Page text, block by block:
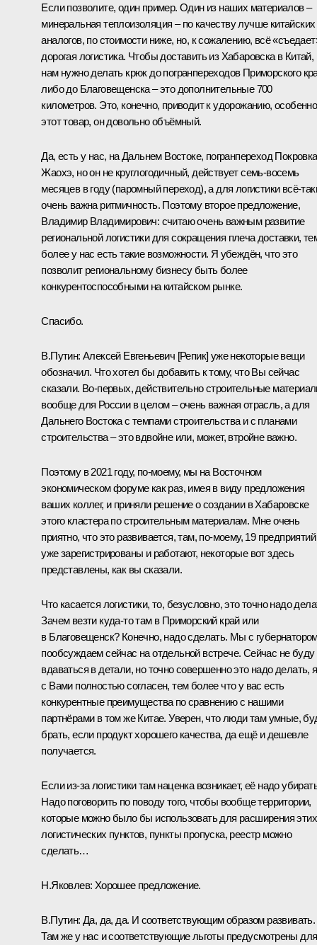
Если позволите, один пример. Один из наших материалов –
минеральная теплоизоляция – по качеству лучше китайских
аналогов, по стоимости ниже, но, к сожалению, всё
дорогая логистика. Чтобы доставить из Хабаровска в Китай,
нам нужно делать крюк до погранпереходов Приморского
либо до Благовещенска – это дополнительные 700
километров. Это, конечно, приводит к удорожанию, особенно
этот товар, он довольно объёмный.
Да, есть у нас, на Дальнем Востоке, погранпереход
Жаохэ, но он не круглогодичный, действует семь-восемь
месяцев в году (паромный переход), а для логистики всё-
очень важна ритмичность. Поэтому второе предложение,
Владимир Владимирович: считаю очень важным развитие
региональной логистики для сокращения плеча доставки,
более у нас есть такие возможности. Я убеждён, что это
позволит региональному бизнесу быть более
конкурентоспособными на китайском рынке.
Спасибо.
В.Путин: Алексей Евгеньевич [Репик] уже некоторые вещи
обозначил. Что хотел бы добавить к тому, что Вы сейчас
сказали. Во-первых, действительно строительные
вообще для России в целом – очень важная отрасль, а для
Дальнего Востока с темпами строительства и с планами
строительства – это вдвойне или, может, втройне важно.
Поэтому в 2021 году, по-моему, мы на Восточном
экономическом форуме как раз, имея в виду предложения
ваших коллег, и приняли решение о создании в Хабаровске
этого кластера по строительным материалам. Мне очень
приятно, что это развивается, там, по-моему, 19 предприятий
уже зарегистрированы и работают, некоторые вот здесь
представлены, как вы сказали.
Что касается логистики, то, безусловно, это точно надо
Зачем везти куда-то там в Приморский край или
в Благовещенск? Конечно, надо сделать. Мы с
пообсуждаем сейчас на отдельной встрече. Сейчас не буду
вдаваться в детали, но точно совершенно это надо делать, я
с Вами полностью согласен, тем более что у вас есть
конкурентные преимущества по сравнению с нашими
партнёрами в том же Китае. Уверен, что люди там умные,
брать, если продукт хорошего качества, да ещё и дешевле
получается.
Если из-за логистики там наценка возникает, её надо
Надо поговорить по поводу того, чтобы вообще территории,
которые можно было бы использовать для расширения этих
логистических пунктов, пункты пропуска, реестр можно
сделать…
Н.Яковлев: Хорошее предложение.
В.Путин: Да, да, да. И соответствующим образом развивать.
Там же у нас и соответствующие льготы предусмотрены для